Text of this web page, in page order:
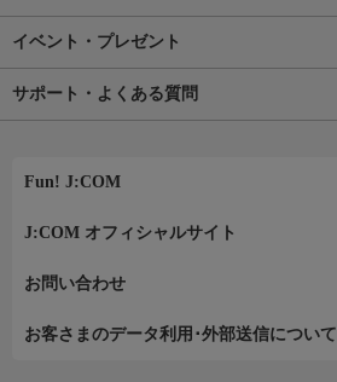
イベント・プレゼント
サポート・よくある質問
Fun! J:COM
J:COM オフィシャルサイト
お問い合わせ
お客さまのデータ利用･外部送信について